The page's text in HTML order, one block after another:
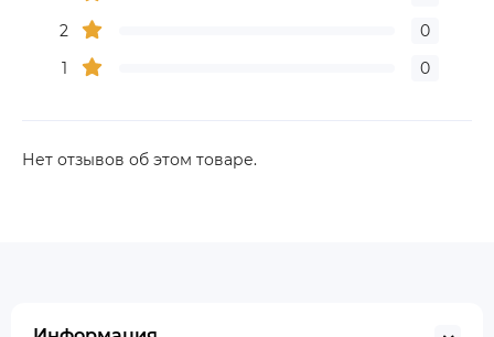
2
0
1
0
Нет отзывов об этом товаре.